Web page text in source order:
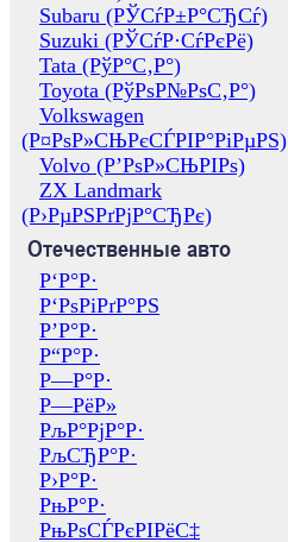
Subaru (РЎСѓР±Р°СЂСѓ)
Suzuki (РЎСѓР·СѓРєРё)
Tata (РўР°С‚Р°)
Toyota (РўРѕР№РѕС‚Р°)
Volkswagen
(Р¤РѕР»СЊРєСЃРІР°РіРµРЅ)
Volvo (Р’РѕР»СЊРІРѕ)
ZX Landmark
(Р›РµРЅРґРјР°СЂРє)
Отечественные авто
Р‘Р°Р·
Р‘РѕРіРґР°РЅ
Р’Р°Р·
Р“Р°Р·
Р—Р°Р·
Р—РёР»
РљР°РјР°Р·
РљСЂР°Р·
Р›Р°Р·
РњР°Р·
РњРѕСЃРєРІРёС‡